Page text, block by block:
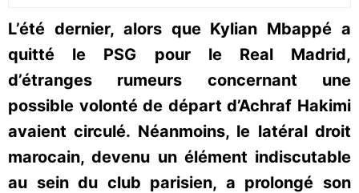
L’été dernier, alors que Kylian Mbappé a
quitté le PSG pour le Real Madrid,
d’étranges rumeurs concernant une
possible volonté de départ d’Achraf Hakimi
avaient circulé. Néanmoins, le latéral droit
marocain, devenu un élément indiscutable
au sein du club parisien, a prolongé son